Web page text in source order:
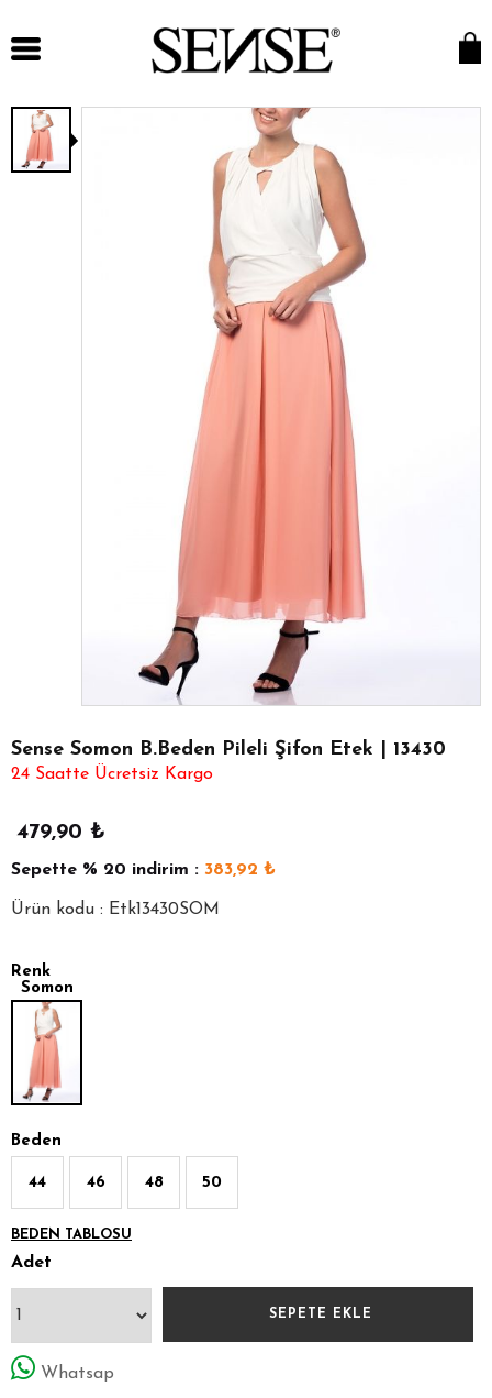
Sense Somon B.Beden Pileli Şifon Etek | 13430
24 Saatte Ücretsiz Kargo
479,90 ₺
Sepette % 20 indirim : 383,92 ₺
Ürün kodu : Etk13430SOM
Renk
Somon
Beden
44 46 48 50
BEDEN TABLOSU
Adet
Whatsap